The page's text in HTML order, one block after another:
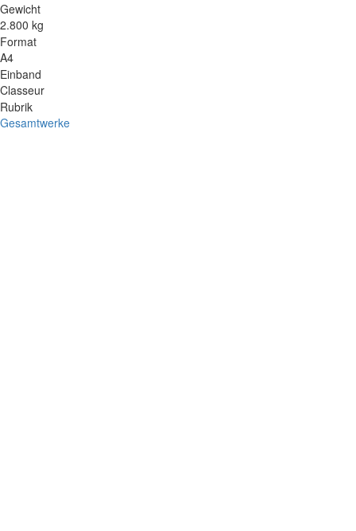
Gewicht
2.800 kg
Format
A4
Einband
Classeur
Rubrik
Gesamtwerke